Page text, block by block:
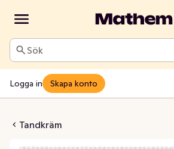
Sök
Logga in Skapa konto
Tandkräm
White